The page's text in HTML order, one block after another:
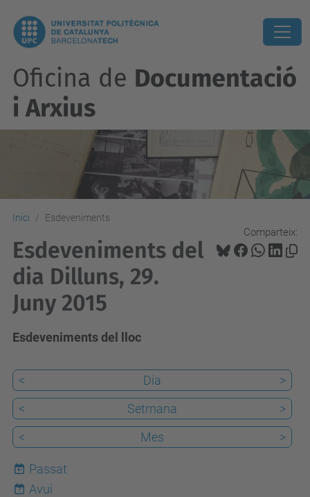
Oficina de Documentació
i Arxius
Inici Esdeveniments
Comparteix:
Esdeveniments del
dia Dilluns, 29.
Juny 2015
Esdeveniments del lloc
< Dia
>
<
Setmana
>
<
Mes >
Passat
7
Avui